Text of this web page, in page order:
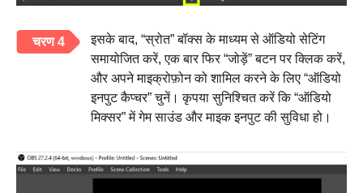
चरण 4
इसके बाद, “स्रोत” बॉक्स के माध्यम से ऑडियो सेटिंग
समायोजित करें, एक बार फिर “जोड़ें” बटन पर क्लिक करें,
और अपने माइक्रोफ़ोन को शामिल करने के लिए “ऑडियो
इनपुट कैप्चर” चुनें। कृपया सुनिश्चित करें कि “ऑडियो
मिक्सर” में गेम साउंड और माइक इनपुट की सुविधा हो।